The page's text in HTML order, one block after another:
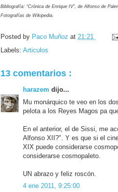
Bibliografía: “Crónica de Enrique IV”, de Alfonso de
Fotografías de Wikipedia.
Posted by Paco Muñoz at 21:21
Labels: Articulos
13 comentarios :
harazem dijo...
Mu monárquico te veo en los
pelota a los Reyes Magos pa
En el anterior, el de Sissi, me
Alfonso XII?". Y es que si el
XIX puede considerarse
considerarse cosmopaleto.
UN abrazo y feliz roscón.
4 ene 2011, 9:25:00